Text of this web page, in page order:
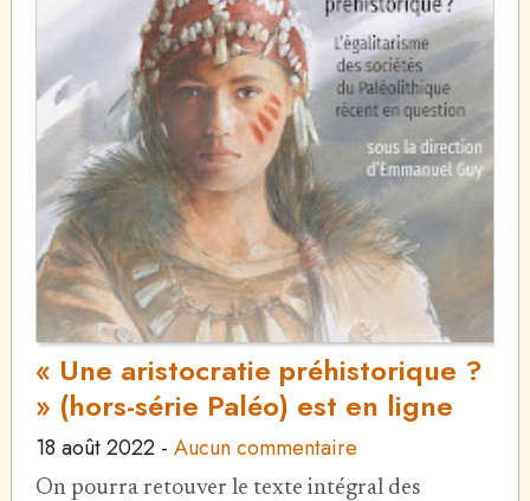
« Une aristocratie préhistorique ?
» (hors-série Paléo) est en ligne
18 août 2022- Aucun commentaire
On pourra retouver le texte intégral des